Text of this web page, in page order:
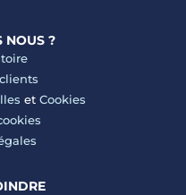
NOUS ?
et Cookies